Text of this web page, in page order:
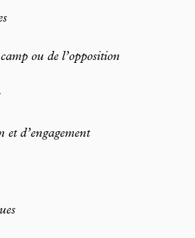
ou de l’opposition
et d’engagement